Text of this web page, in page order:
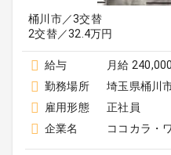
桶川市／3交替
2交替／32.4万円
給与
月給
勤務場所
埼玉県桶川
雇用形態
正社員
企業名
ココカラ・